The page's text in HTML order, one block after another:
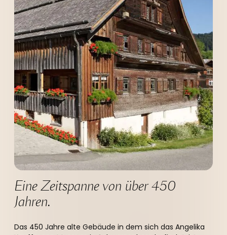
----
Eine Zeitspanne von über 450
Jahren.
Das 450 Jahre alte Gebäude in dem sich das Angelika